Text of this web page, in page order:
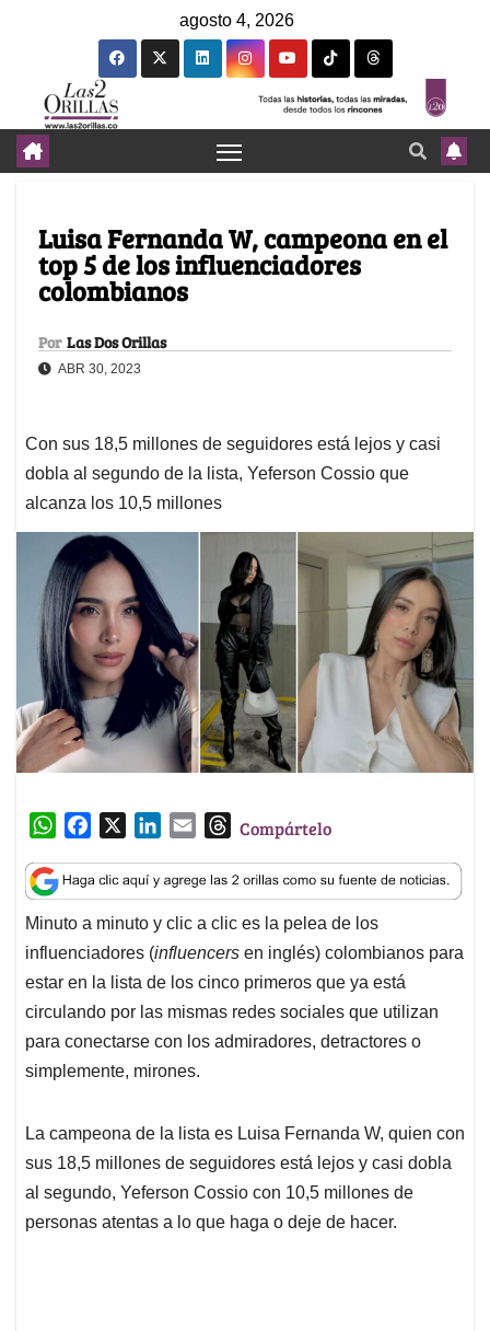
agosto 4, 2026
Luisa Fernanda W, campeona en el
top 5 de los influenciadores
colombianos
Por Las Dos Orillas
ABR 30, 2023
Con sus 18,5 millones de seguidores está lejos y casi
dobla al segundo de la lista, Yeferson Cossio que
alcanza los 10,5 millones
W
a
t
s
A
p
p
c
e
b
o
o
k
n
k
e
d
I
n
a
i
l
T
r
e
a
d
s
Compártelo
Minuto a minuto y clic a clic es la pelea de los
influenciadores (influencers en inglés) colombianos para
estar en la lista de los cinco primeros que ya está
circulando por las mismas redes sociales que utilizan
para conectarse con los admiradores, detractores o
simplemente, mirones.
La campeona de la lista es Luisa Fernanda W, quien con
sus 18,5 millones de seguidores está lejos y casi dobla
al segundo, Yeferson Cossio con 10,5 millones de
personas atentas a lo que haga o deje de hacer.